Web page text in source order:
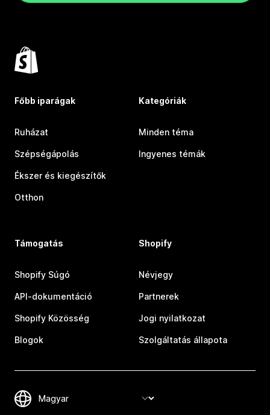
Főbb iparágak
Ruházat
Szépségápolás
Ékszer és kiegészítők
Otthon
Kategóriák
Minden téma
Ingyenes témák
Támogatás
Shopify Súgó
API-dokumentáció
Shopify Közösség
Blogok
Shopify
Névjegy
Partnerek
Jogi nyilatkozat
Szolgáltatás állapota